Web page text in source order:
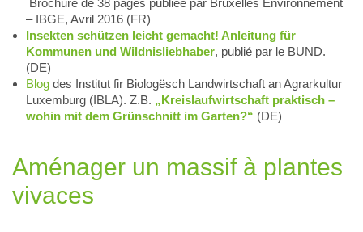
– IBGE, Avril 2016 (FR)
Insekten schützen leicht gemacht! Anleitung für
Kommunen und Wildnisliebhaber, publié par le BUND.
(DE)
Blog des Institut fir Biologësch Landwirtschaft an Agrarkultur
Luxemburg (IBLA). Z.B. „Kreislaufwirtschaft praktisch –
wohin mit dem Grünschnitt im Garten?“ (DE)
Aménager un massif à plantes
vivaces